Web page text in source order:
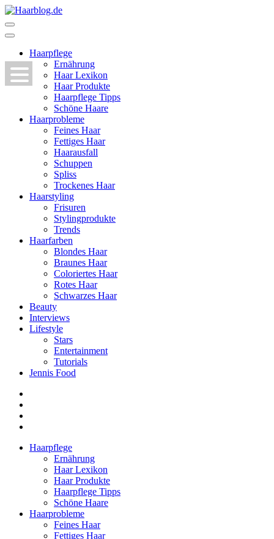
Zum
Inhalt
springen
drücken)Haarpflege
Ernährung
Haar Lexikon
Haar Produkte
Haarpflege Tipps
Schöne Haare
Haarprobleme
Feines Haar
Fettiges Haar
Haarausfall
Schuppen
Spliss
Trockenes Haar
Haarstyling
Frisuren
Stylingprodukte
Trends
Haarfarben
Blondes Haar
Braunes Haar
Coloriertes Haar
Rotes Haar
Schwarzes Haar
Beauty
Interviews
Lifestyle
Stars
Entertainment
Tutorials
Jennis Food
Haarpflege
Ernährung
Haar Lexikon
Haar Produkte
Haarpflege Tipps
Schöne Haare
Haarprobleme
Feines Haar
Fettiges Haar